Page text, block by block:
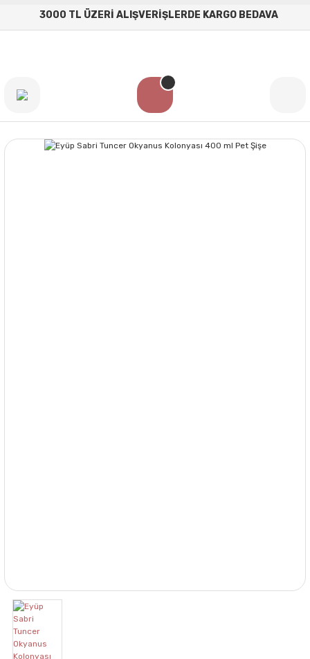
3000 TL ÜZERİ ALIŞVERİŞLERDE KARGO BEDAVA